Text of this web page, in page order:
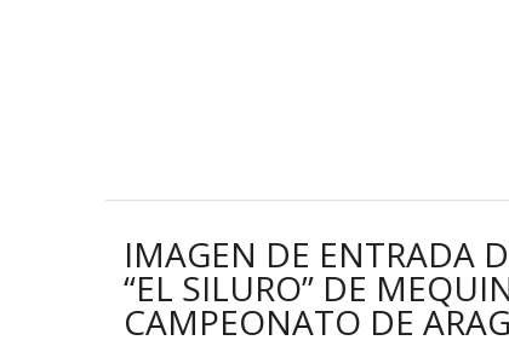
IMAGEN DE ENTRADA
“EL SILURO” DE
CAMPEONATO DE